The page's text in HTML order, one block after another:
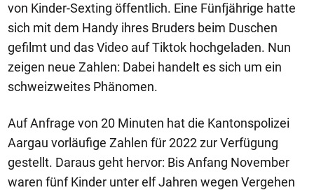
von Kinder-Sexting öffentlich. Eine Fünfjährige hatte
sich mit dem Handy ihres Bruders beim Duschen
gefilmt und das Video auf Tiktok hochgeladen. Nun
zeigen neue Zahlen: Dabei handelt es sich um ein
schweizweites Phänomen.
Auf Anfrage von 20 Minuten hat die Kantonspolizei
Aargau vorläufige Zahlen für 2022 zur Verfügung
gestellt. Daraus geht hervor: Bis Anfang November
waren fünf Kinder unter elf Jahren wegen Vergehen